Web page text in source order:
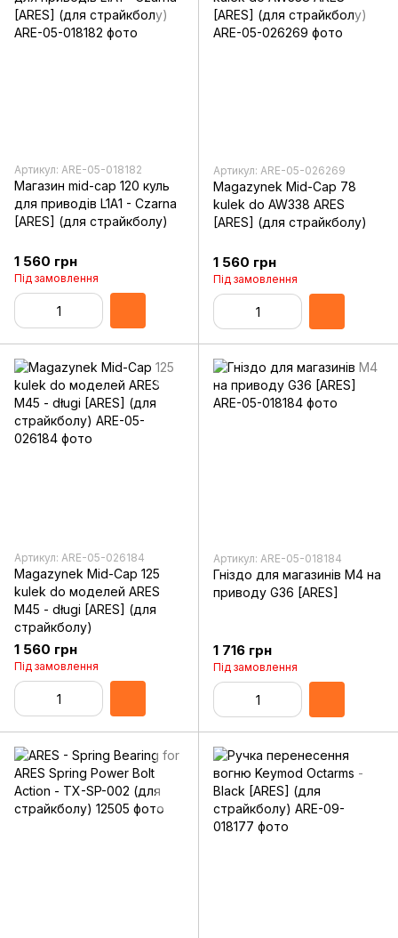
Артикул: ARE-05-018182
Магазин mid-cap 120 куль
для приводів L1A1 - Czarna
[ARES] (для страйкболу)
1 560 грн
Під замовлення
Артикул: ARE-05-026269
Magazynek Mid-Cap 78
kulek do AW338 ARES
[ARES] (для страйкболу)
1 560 грн
Під замовлення
Артикул: ARE-05-026184
Magazynek Mid-Cap 125
kulek do моделей ARES
M45 - długi [ARES] (для
страйкболу)
1 560 грн
Під замовлення
Артикул: ARE-05-018184
Гніздо для магазинів M4 на
приводу G36 [ARES]
1 716 грн
Під замовлення